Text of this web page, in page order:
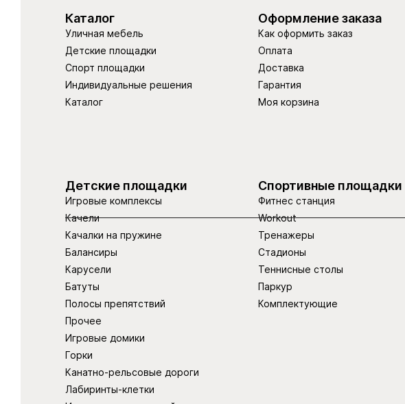
Каталог
Уличная мебель
Детские площадки
Спорт площадки
Индивидуальные решения
Каталог
Оформление заказа
Как оформить заказ
Оплата
Доставка
Гарантия
Моя корзина
Детские площадки
Игровые комплексы
Качели
Качалки на пружине
Балансиры
Карусели
Батуты
Полосы препятствий
Прочее
Игровые домики
Горки
Канатно-рельсовые дороги
Лабиринты-клетки
Спортивные площадки
Фитнес станция
Workout
Тренажеры
Стадионы
Теннисные столы
Паркур
Комплектующие